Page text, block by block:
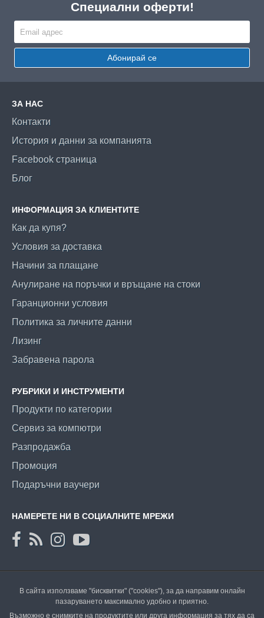
Специални оферти!
Абонирай се
ЗА НАС
Контакти
История и данни за компанията
Facebook страница
Блог
ИНФОРМАЦИЯ ЗА КЛИЕНТИТЕ
Как да купя?
Условия за доставка
Начини за плащане
Анулиране на поръчки и връщане на стоки
Гаранционни условия
Политика за личните данни
Лизинг
Забравена парола
РУБРИКИ И ИНСТРУМЕНТИ
Продукти по категории
Сервиз за компютри
Разпродажба
Промоция
Подаръчни ваучери
НАМЕРЕТЕ НИ В СОЦИАЛНИТЕ МРЕЖИ
В сайта използваме "бисквитки" ("cookies"), за да направим онлайн
пазаруването максимално удобно и приятно.
Възможно е снимките на продуктите или друга информация за тях да са